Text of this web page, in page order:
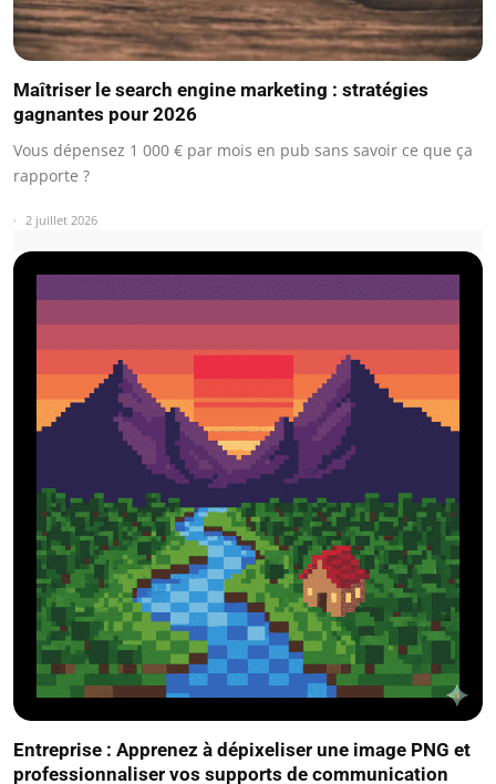
Maîtriser le search engine marketing : stratégies
gagnantes pour 2026
Vous dépensez 1 000 € par mois en pub sans savoir ce que ça
rapporte ?
2 juillet 2026
Entreprise : Apprenez à dépixeliser une image PNG et
professionnaliser vos supports de communication